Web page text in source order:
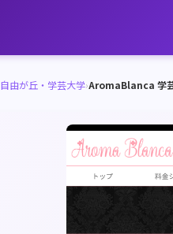
自由が丘・学芸大学›AromaBlanca 学